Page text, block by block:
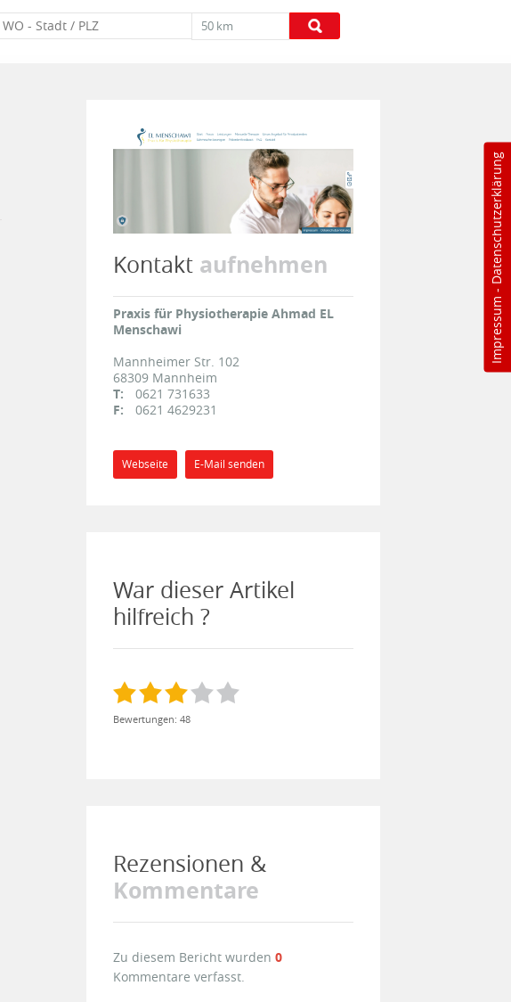
50 km
Impressum
-
Datenschutzerklärung
Kontakt aufnehmen
Praxis für Physiotherapie Ahmad EL
Menschawi
Mannheimer Str. 102
68309 Mannheim
T:
0621 731633
F:
0621 4629231
Webseite E-Mail senden
War dieser Artikel
hilfreich ?
Bewertungen: 48
Rezensionen &
Kommentare
Zu diesem Bericht wurden 0
Kommentare verfasst.